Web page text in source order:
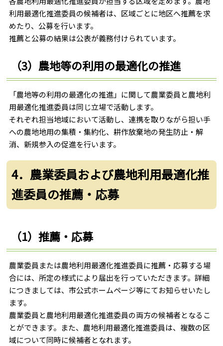
利用最適化推進委員の候補者は、区域ごとに地区へ推薦を求
めたり、公募を行います。
推薦と公募の結果は公表が義務付けられています。
（3）農地等の利用の最適化の推進
「農地等の利用の最適化の推進」に関して農業委員と農地利
用最適化推進委員は同じ立場で活動します。
それぞれ担当地域において活動し、連携を取りながら担い手
への農地地用の集積・集約化、耕作放棄地の発生防止・解
消、新規参入の促進を行います。
4．農業委員および農地利用最適化推
進委員の推薦・応募
（1）推薦・応募
農業委員または農地利用最適化推進委員に推薦・応募する場
合には、所定の様式により届出を行っていただきます。詳細
につきましては、市公式ホームページ等にてお知らせいたし
ます。
農業委員と農地利用最適化推進委員の両方の候補者となるこ
とができます。また、農地利用最適化推進委員は、複数の区
域について同時に候補者となれます。